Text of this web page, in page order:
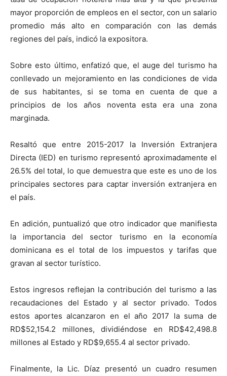
mayor proporción de empleos en el sector, con un salario
promedio más alto en comparación con las demás
regiones del país, indicó la expositora.
Sobre esto último, enfatizó que, el auge del turismo ha
conllevado un mejoramiento en las condiciones de vida
de sus habitantes, si se toma en cuenta de que a
principios de los años noventa esta era una zona
marginada.
Resaltó que entre 2015-2017 la Inversión Extranjera
Directa (IED) en turismo representó aproximadamente el
26.5% del total, lo que demuestra que este es uno de los
principales sectores para captar inversión extranjera en
el país.
En adición, puntualizó que otro indicador que manifiesta
la importancia del sector turismo en la economía
dominicana es el total de los impuestos y tarifas que
gravan al sector turístico.
Estos ingresos reflejan la contribución del turismo a las
recaudaciones del Estado y al sector privado. Todos
estos aportes alcanzaron en el año 2017 la suma de
RD$52,154.2 millones, dividiéndose en RD$42,498.8
millones al Estado y RD$9,655.4 al sector privado.
Finalmente, la Lic. Díaz presentó un cuadro resumen